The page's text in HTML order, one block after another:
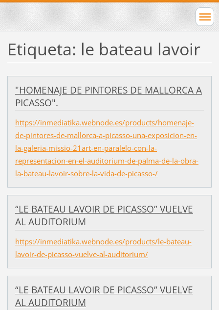
Etiqueta: le bateau lavoir
"HOMENAJE DE PINTORES DE MALLORCA A
PICASSO".
https://inmediatika.webnode.es/products/homenaje-
de-pintores-de-mallorca-a-picasso-una-exposicion-en-
la-galeria-missio-21art-en-paralelo-con-la-
representacion-en-el-auditorium-de-palma-de-la-obra-
la-bateau-lavoir-sobre-la-vida-de-picasso-/
“LE BATEAU LAVOIR DE PICASSO” VUELVE
AL AUDITORIUM
https://inmediatika.webnode.es/products/le-bateau-
lavoir-de-picasso-vuelve-al-auditorium/
“LE BATEAU LAVOIR DE PICASSO” VUELVE
AL AUDITORIUM